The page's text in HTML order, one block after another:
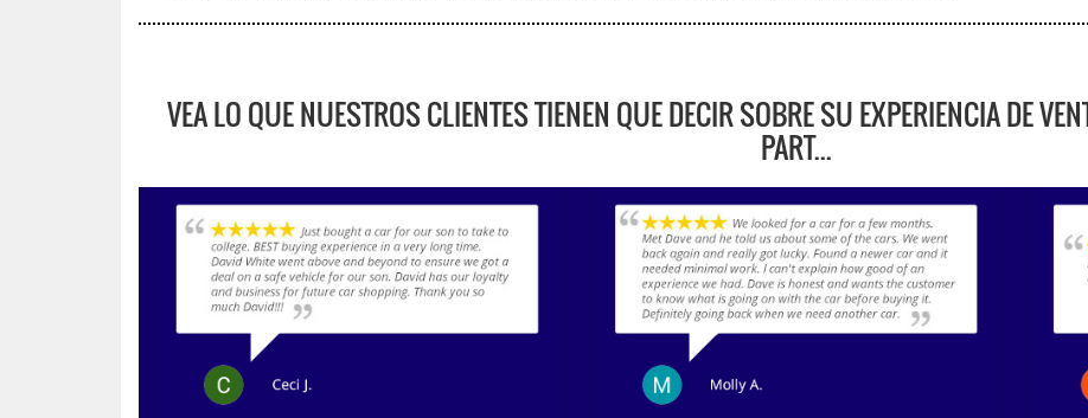
VEA LO QUE NUESTROS CLIENTES TIENEN QUE DECIR SOBRE SU EXPERIENCIA DE
PART...